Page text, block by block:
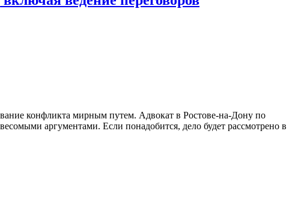
конфликта мирным путем. Адвокат в Ростове-на-Дону по
аргументами. Если понадобится, дело будет рассмотрено в